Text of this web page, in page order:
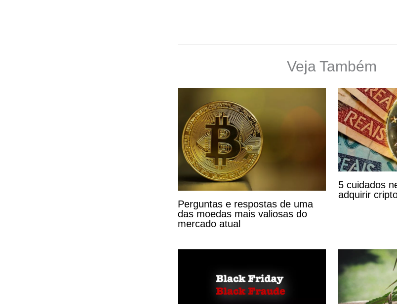
Veja Também
Perguntas e respostas de uma
das moedas mais valiosas do
mercado atual
5 cuidados
adquirir